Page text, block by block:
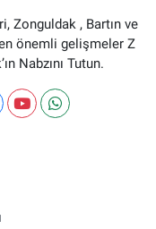
Zonguldak , Bartın ve
önemli gelişmeler Z
Nabzını Tutun.